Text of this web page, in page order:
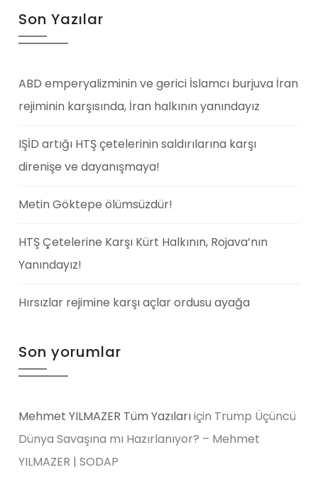
Son Yazılar
ABD emperyalizminin ve gerici İslamcı burjuva İran
rejiminin karşısında, İran halkının yanındayız
IŞİD artığı HTŞ çetelerinin saldırılarına karşı
direnişe ve dayanışmaya!
Metin Göktepe ölümsüzdür!
HTŞ Çetelerine Karşı Kürt Halkının, Rojava’nın
Yanındayız!
Hırsızlar rejimine karşı açlar ordusu ayağa
Son yorumlar
Mehmet YILMAZER Tüm Yazılarıiçin Trump Üçüncü
Dünya Savaşına mı Hazırlanıyor? – Mehmet
YILMAZER | SODAP